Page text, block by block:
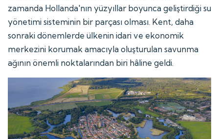
zamanda Hollanda'nın yüzyıllar boyunca geliştirdiği su
yönetimi sisteminin bir parçası olması. Kent, daha
sonraki dönemlerde ülkenin idari ve ekonomik
merkezini korumak amacıyla oluşturulan savunma
ağının önemli noktalarından biri hâline geldi.